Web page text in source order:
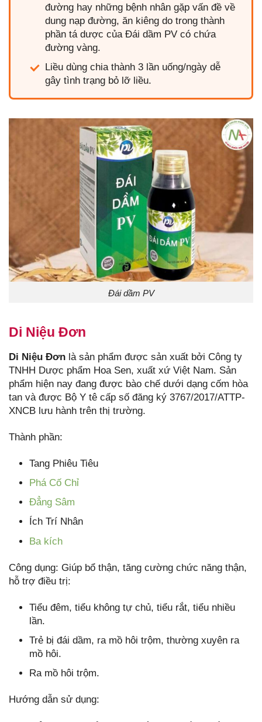
đường hay những bệnh nhân gặp vấn đề về
dung nạp đường, ăn kiêng do trong thành
phần tá dược của Đái dầm PV có chứa
đường vàng.
Liều dùng chia thành 3 lần uống/ngày dễ
gây tình trạng bỏ lỡ liều.
Đái dầm PV
Di Niệu Đơn
Di Niệu Đơn là sản phẩm được sản xuất bởi Công ty
TNHH Dược phẩm Hoa Sen, xuất xứ Việt Nam. Sản
phẩm hiện nay đang được bào chế dưới dạng cốm hòa
tan và được Bộ Y tê cấp số đăng ký 3767/2017/ATTP-
XNCB lưu hành trên thị trường.
Thành phần:
Tang Phiêu Tiêu
Phá Cố Chỉ
Đẳng Sâm
Ích Trí Nhân
Ba kích
Công dụng: Giúp bổ thận, tăng cường chức năng thận,
hỗ trợ điều trị:
Tiểu đêm, tiểu không tự chủ, tiểu rắt, tiểu nhiều
lần.
Trẻ bị đái dầm, ra mồ hôi trộm, thường xuyên ra
mồ hôi.
Ra mồ hôi trộm.
Hướng dẫn sử dụng: